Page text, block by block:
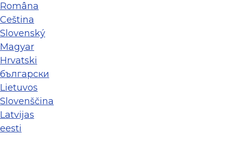
Româna
Ceština
Slovenský
Magyar
Hrvatski
български
Lietuvos
Slovenščina
Latvijas
eesti